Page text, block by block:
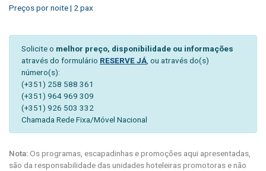
Preços por noite | 2 pax
Solicite o melhor preço, disponibilidade ou informações
através do formulário RESERVE JÁ , ou através do(s)
número(s):
(+351) 258 588 361
(+351) 964 969 309
(+351) 926 503 332
Chamada Rede Fixa/Móvel Nacional
Nota:Os programas, escapadinhas e promoções aqui apresentadas,
são da responsabilidade das unidades hoteleiras promotoras e não